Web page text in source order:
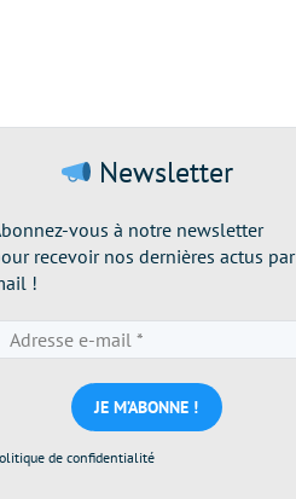
Newsletter
vous à notre newsletter
recevoir nos dernières actus par
!
e-
mail
*
de confidentialité